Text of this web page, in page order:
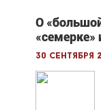
О
«семерке»
30 сентября